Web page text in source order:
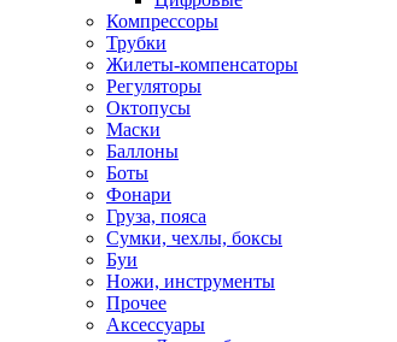
Компрессоры
Трубки
Жилеты-компенсаторы
Регуляторы
Октопусы
Маски
Баллоны
Боты
Фонари
Груза, пояса
Сумки, чехлы, боксы
Буи
Ножи, инструменты
Прочее
Аксессуары